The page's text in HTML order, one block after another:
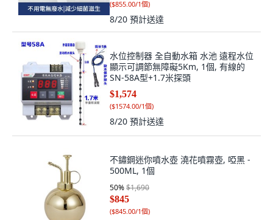
($855.00/1個)
8/20 預計送達
水位控制器 全自動水箱 水池 遠程水位
顯示可調節無障礙5Km, 1個, 有線的
SN-58A型+1.7米探頭
$1,574
($1574.00/1個)
8/20 預計送達
不鏽鋼迷你噴水壺 澆花噴霧壺, 啞黑 -
500ML, 1個
50%$1,690
$845
($845.00/1個)